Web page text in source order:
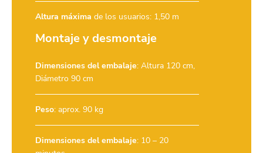
Altura máxima de los usuarios: 1,50 m
Montaje y desmontaje
Dimensiones del embalaje: Altura 120 cm,
Diámetro 90 cm
Peso: aprox. 90 kg
Dimensiones del embalaje: 10 – 20